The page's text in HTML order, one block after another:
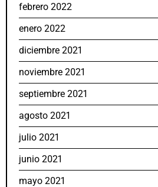
febrero 2022
enero 2022
diciembre 2021
noviembre 2021
septiembre 2021
agosto 2021
julio 2021
junio 2021
mayo 2021